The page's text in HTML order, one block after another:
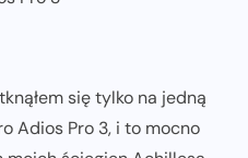
się tylko na jedną
Adios Pro 3, i to mocno